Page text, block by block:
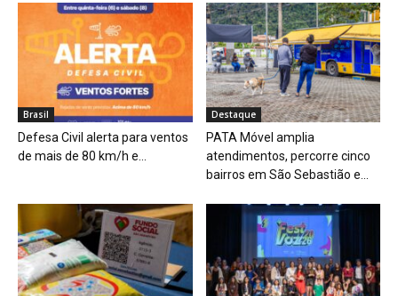
Brasil
Defesa Civil alerta para ventos
de mais de 80 km/h e...
Destaque
PATA Móvel amplia
atendimentos, percorre cinco
bairros em São Sebastião e...